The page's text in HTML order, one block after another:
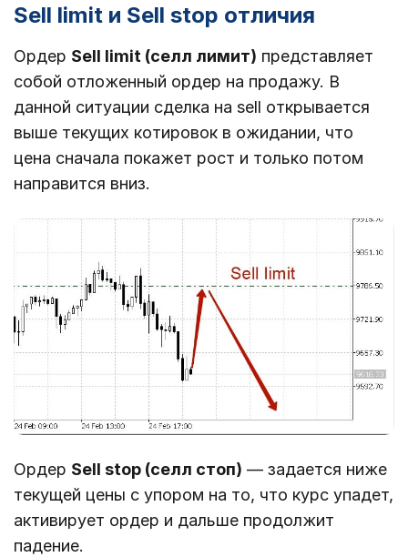
Sell limit и Sell stop отличия
Ордер Sell limit (селл лимит) представляет
собой отложенный ордер на продажу. В
данной ситуации сделка на sell открывается
выше текущих котировок в ожидании, что
цена сначала покажет рост и только потом
направится вниз.
Ордер Sell stop (селл стоп) — задается ниже
текущей цены с упором на то, что курс упадет,
активирует ордер и дальше продолжит
падение.